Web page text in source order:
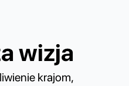
wizja
krajom,